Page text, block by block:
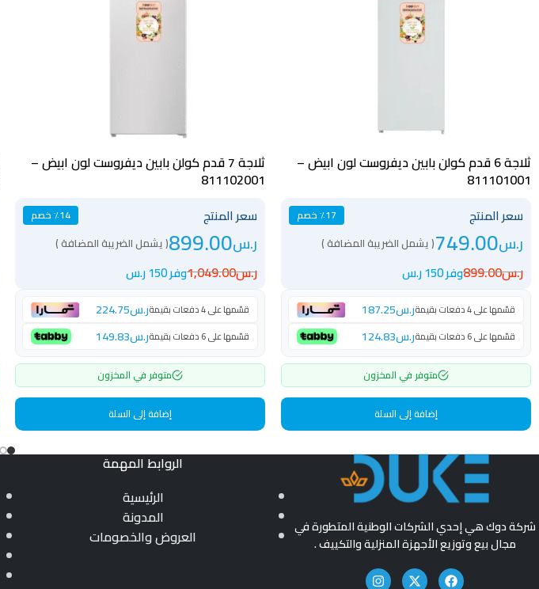
ثلاجة 6 قدم كولن بابين ديفروست لون ابيض –
811101001
سعر المنتج ٪17 خصم
ر.س749.00( يشمل الضريبة المضافة )
ر.س899.00وفر 150 ر.س
قسّمها على 4 دفعات بقيمة ر.س187.25
قسّمها على 6 دفعات بقيمة ر.س124.83
متوفر في المخزون
إضافة إلى السلة
ثلاجة 7 قدم كولن بابين ديفروست لون ابيض –
811102001
سعر المنتج ٪14 خصم
ر.س899.00( يشمل الضريبة المضافة )
ر.س1,049.00وفر 150 ر.س
قسّمها على 4 دفعات بقيمة ر.س224.75
قسّمها على 6 دفعات بقيمة ر.س149.83
متوفر في المخزون
إضافة إلى السلة
شركة دوك هي إحدي الشركات الوطنية المتطورة في
مجال بيع وتوزيع الأجهزة المنزلية والتكييف .
الروابط المهمة
الرئيسية
المدونة
العروض والخصومات